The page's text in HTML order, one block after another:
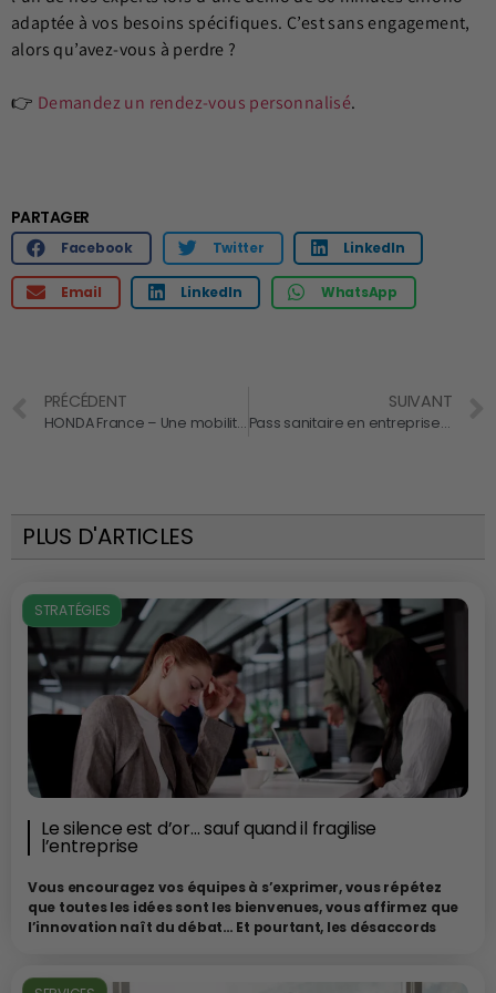
adaptée à vos besoins spécifiques. C’est sans engagement,
alors qu’avez-vous à perdre ?
👉 Demandez un rendez-vous personnalisé.
PARTAGER
Facebook Twitter LinkedIn
Email LinkedIn WhatsApp
PRÉCÉDENT
HONDA France – Une mobilité respectueuse de l’environnement
SUIVANT
Pass sanitaire en entreprise : Olivier Véran plaide pour
PLUS D'ARTICLES
STRATÉGIES
Le silence est d’or… sauf quand il fragilise
l’entreprise
Vous encouragez vos équipes à s’exprimer, vous répétez
que toutes les idées sont les bienvenues, vous affirmez que
l’innovation naît du débat… Et pourtant, les désaccords
peut aussi être le symptôme d’une inhibition collective.